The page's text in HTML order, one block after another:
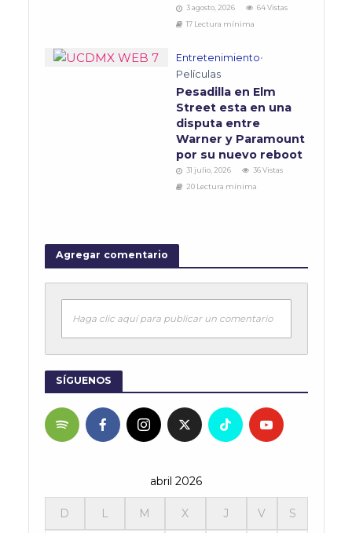
3 agosto, 2026
64 Vistas
17 Lectura mínima
Entretenimiento•
Películas
Pesadilla en Elm
Street esta en una
disputa entre
Warner y Paramount
por su nuevo reboot
31 julio, 2026
36 Vistas
20 Lectura mínima
Agregar comentario
Haga clic aquí para publicar un comentario
SÍGUENOS
abril 2026
D L M X J V S